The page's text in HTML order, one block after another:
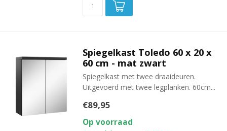
Spiegelkast Toledo 60 x 20 x
60 cm - mat zwart
Spiegelkast met twee draaideuren.
Uitgevoerd met twee legplanken. 60cm...
€89,95
Op voorraad